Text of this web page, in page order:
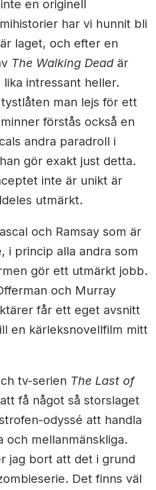
en originell
har vi hunnit bli
laget, och efter en
The Walking Deadär
intressant heller.
man lejs för ett
förstås också en
andra paradroll i
gör exakt just detta.
inte är unikt är
utmärkt.
och Ramsay som är
i princip alla andra som
gör ett utmärkt jobb.
och Murray
får ett eget avsnitt
en kärleksnovellfilm mitt
tv-serien The Last of
få något så storslaget
odyssé att handla
och mellanmänskliga.
jag bort att det i grund
Det finns väl